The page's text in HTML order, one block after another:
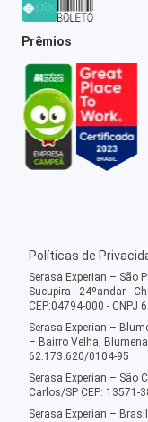
Prêmios
Políticas de
Serasa Experian – São
Sucupira - 24ºandar -
CEP:04794-000 - CNPJ
Serasa Experian –
– Bairro Velha,
62.173.620/0104-95
Serasa Experian – São
Carlos/SP CEP: 13571-
Serasa Experian –